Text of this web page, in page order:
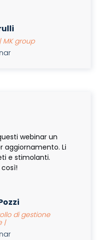
MK group
webinar un
aggiornamento. Li
e stimolanti.
di gestione
|